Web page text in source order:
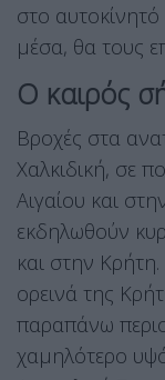
στο αυτοκίνητό
μέσα, θα τους
Ο καιρός
Βροχές στα
Χαλκιδική, σε
Αιγαίου και
εκδηλωθούν
και στην
ορεινά της
παραπάνω
χαμηλότερο